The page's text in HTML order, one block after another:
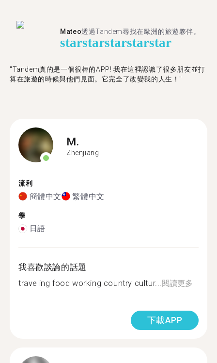
Mateo透過Tandem尋找在歐洲的旅遊夥伴。
starstarstarstarstar
"Tandem真的是一個很棒的APP! 我在這裡認識了很多朋友並打
算在旅遊的時候與他們見面。它完全了改變我的人生！"
M.
Zhenjiang
流利
簡體中文 繁體中文
學
日語
我喜歡談論的話題
traveling food working country cultur...閱讀更多
下載APP